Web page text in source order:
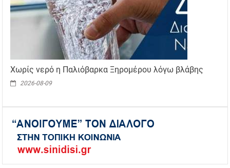
Χωρίς νερό η Παλιόβαρκα Ξηρομέρου λόγω βλάβης
2026-08-09